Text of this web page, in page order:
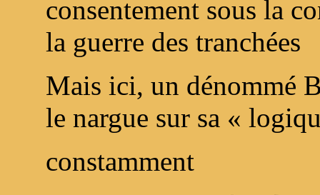
consentement sous la
la guerre des tranchées
Mais ici, un dénommé
le nargue sur sa «
constamment